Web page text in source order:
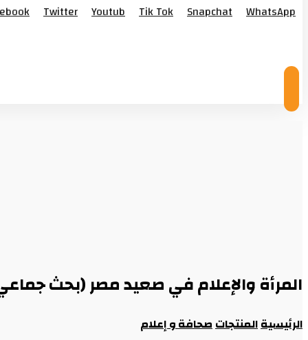
Twitter Youtub Tik Tok Snapchat
WhatsApp
المرأة والإعلام في صعيد مصر (بحث
الرئيسيةالمنتجاتصحافة و إعلام